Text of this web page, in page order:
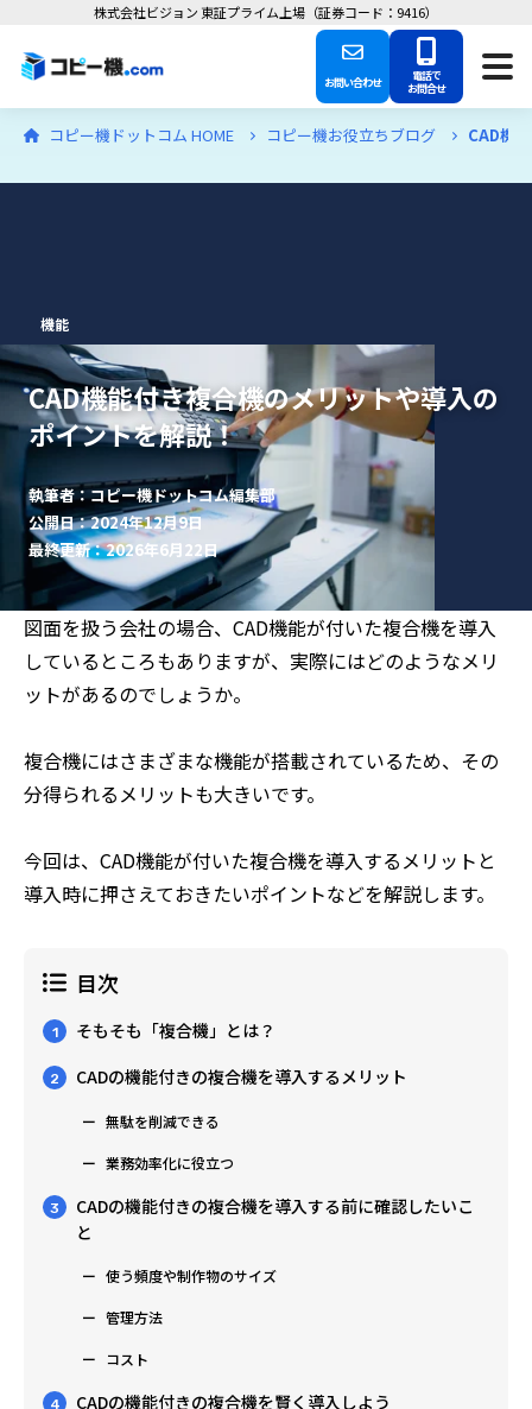
株式会社ビジョン 東証プライム上場（証券コード：9416）
お問い合わせ 電話で
お問合せ
コピー機ドットコム HOME コピー機お役立ちブログ CAD機
機能
CAD機能付き複合機のメリットや導入の
ポイントを解説！
執筆者：コピー機ドットコム編集部
公開日：2024年12月9日
最終更新：2026年6月22日
図面を扱う会社の場合、CAD機能が付いた複合機を導入
しているところもありますが、実際にはどのようなメリ
ットがあるのでしょうか。
複合機にはさまざまな機能が搭載されているため、その
分得られるメリットも大きいです。
今回は、CAD機能が付いた複合機を導入するメリットと
導入時に押さえておきたいポイントなどを解説します。
目次
1 そもそも「複合機」とは？
2 CADの機能付きの複合機を導入するメリット
無駄を削減できる
業務効率化に役立つ
3
CADの機能付きの複合機を導入する前に確認したいこ
と
使う頻度や制作物のサイズ
管理方法
コスト
4 CADの機能付きの複合機を賢く導入しよう